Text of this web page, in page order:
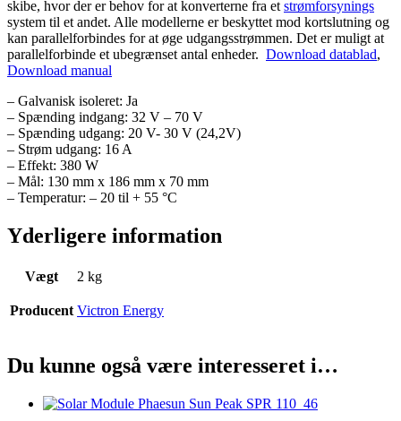
skibe, hvor der er behov for at konverterne fra et strømforsynings
system til et andet. Alle modellerne er beskyttet mod kortslutning og
kan parallelforbindes for at øge udgangsstrømmen. Det er muligt at
parallelforbinde et ubegrænset antal enheder. Download datablad,
Download manual
– Galvanisk isoleret: Ja
– Spænding indgang: 32 V – 70 V
– Spænding udgang: 20 V- 30 V (24,2V)
– Strøm udgang: 16 A
– Effekt: 380 W
– Mål: 130 mm x 186 mm x 70 mm
– Temperatur: – 20 til + 55 °C
Yderligere information
Vægt 2 kg
Producent Victron Energy
Du kunne også være interesseret i…